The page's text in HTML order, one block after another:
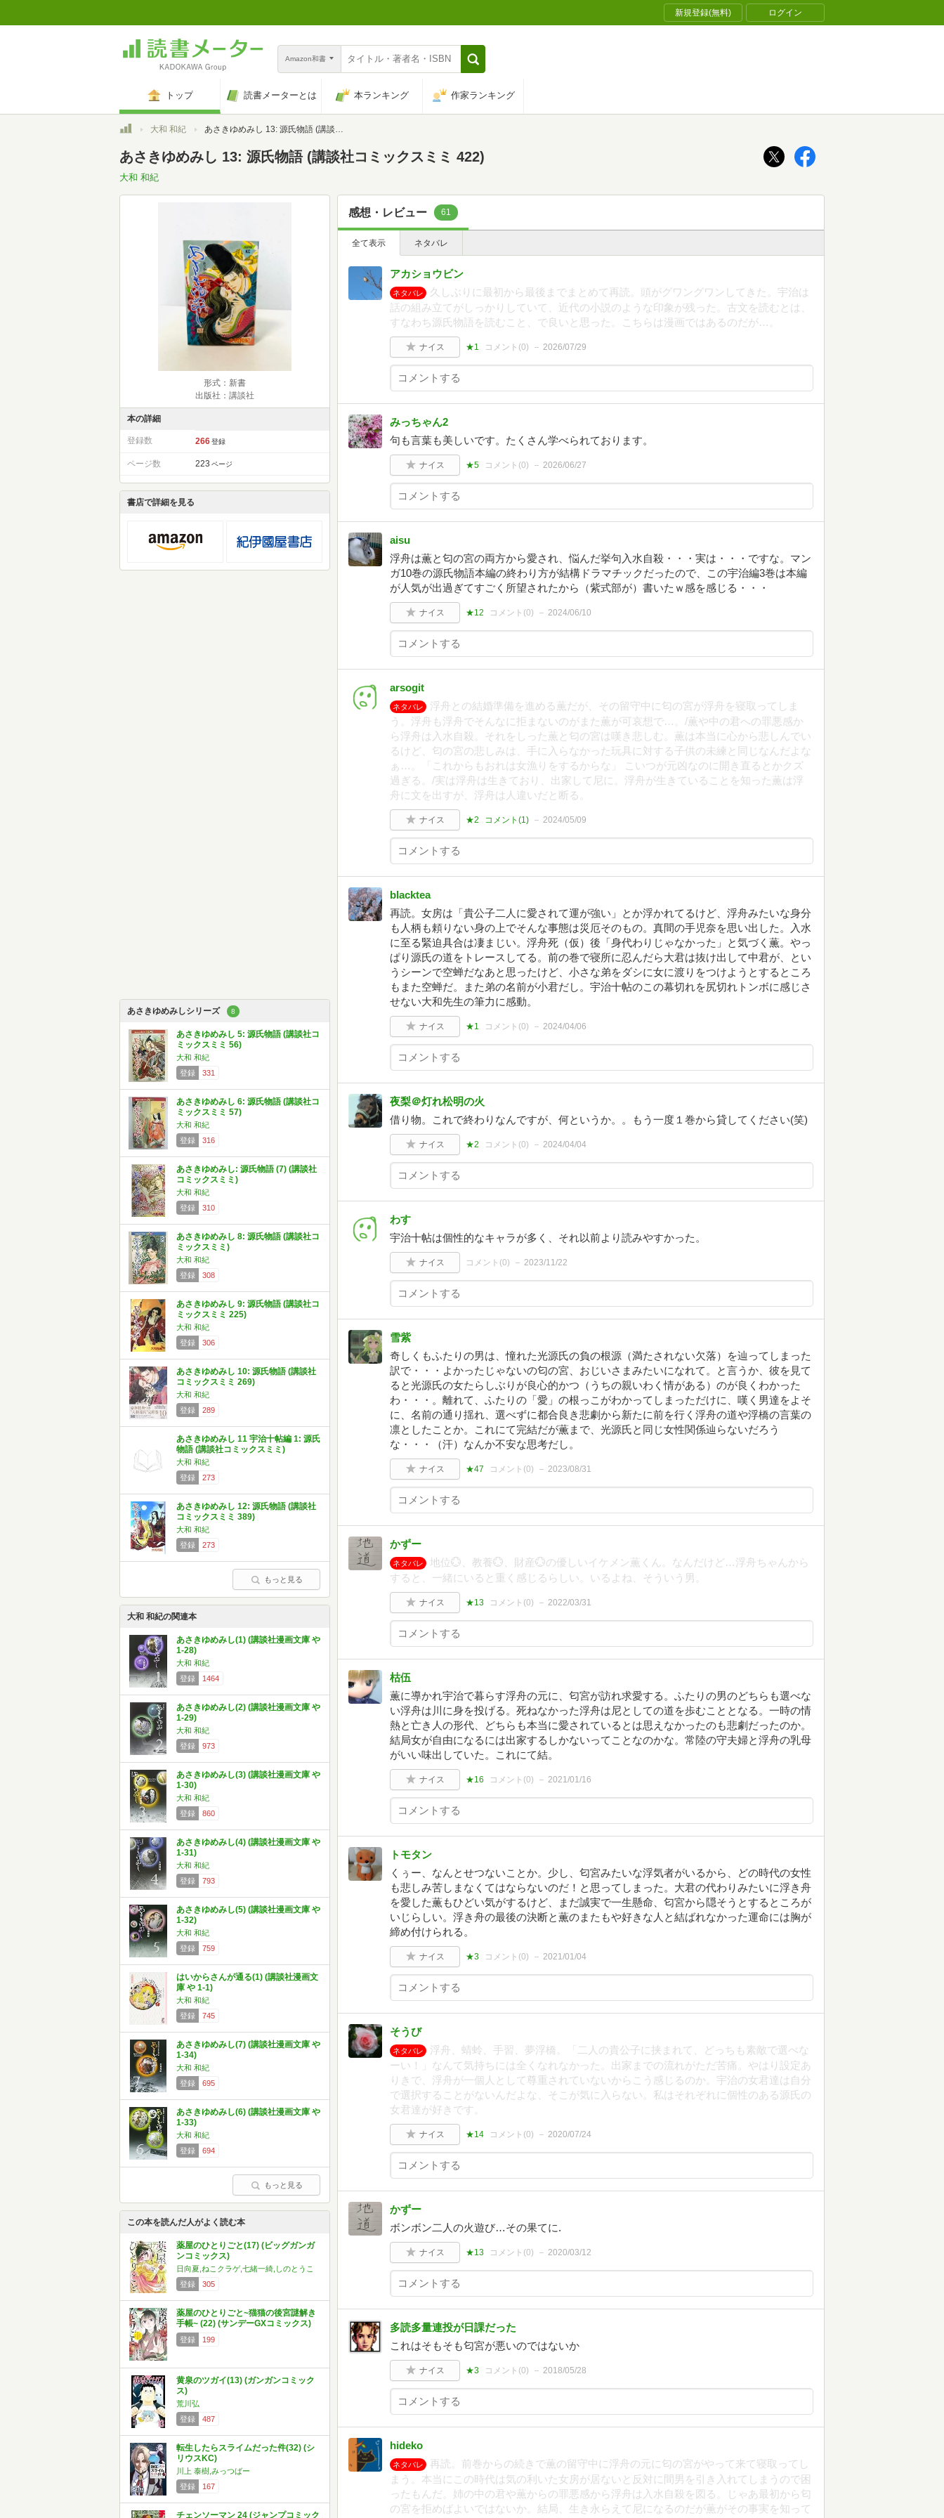
新規登録(無料) ログイン
Amazon和書
トップ 読書メーターとは 本ランキング 作家ランキング
トップ大和 和紀 あさきゆめみし 13: 源氏物語 (講談社コミックスミミ 422)
あさきゆめみし 13: 源氏物語 (講談社コミックスミミ 422)
大和 和紀
形式：新書
出版社：講談社
本の詳細
登録数 266 登録
ページ数 223 ページ
書店で詳細を見る
あさきゆめみしシリーズ 8
あさきゆめみし 5: 源氏物語 (講談社コ
ミックスミミ 56)
大和 和紀
登録
331
あさきゆめみし 6: 源氏物語 (講談社コ
ミックスミミ 57)
大和 和紀
登録
316
あさきゆめみし: 源氏物語 (7) (講談社
コミックスミミ)
大和 和紀
登録
310
あさきゆめみし 8: 源氏物語 (講談社コ
ミックスミミ)
大和 和紀
登録
308
あさきゆめみし 9: 源氏物語 (講談社コ
ミックスミミ 225)
大和 和紀
登録
306
あさきゆめみし 10: 源氏物語 (講談社
コミックスミミ 269)
大和 和紀
登録
289
あさきゆめみし 11 宇治十帖編 1: 源氏
物語 (講談社コミックスミミ)
大和 和紀
登録
273
あさきゆめみし 12: 源氏物語 (講談社
コミックスミミ 389)
大和 和紀
登録
273
もっと見る
大和 和紀の関連本
あさきゆめみし(1) (講談社漫画文庫 や
1-28)
大和 和紀
登録
1464
あさきゆめみし(2) (講談社漫画文庫 や
1-29)
大和 和紀
登録
973
あさきゆめみし(3) (講談社漫画文庫 や
1-30)
大和 和紀
登録
860
あさきゆめみし(4) (講談社漫画文庫 や
1-31)
大和 和紀
登録
793
あさきゆめみし(5) (講談社漫画文庫 や
1-32)
大和 和紀
登録
759
はいからさんが通る(1) (講談社漫画文
庫 や 1-1)
大和 和紀
登録
745
あさきゆめみし(7) (講談社漫画文庫 や
1-34)
大和 和紀
登録
695
あさきゆめみし(6) (講談社漫画文庫 や
1-33)
大和 和紀
登録
694
もっと見る
この本を読んだ人がよく読む本
薬屋のひとりごと(17) (ビッグガンガ
ンコミックス)
日向夏,ねこクラゲ,七緒一綺,しのとうこ
登録
305
薬屋のひとりごと~猫猫の後宮謎解き
手帳~ (22) (サンデーGXコミックス)
登録 199
黄泉のツガイ(13) (ガンガンコミック
ス)
荒川弘
登録
487
転生したらスライムだった件(32) (シ
リウスKC)
川上 泰樹,みっつばー
登録
167
チェンソーマン 24 (ジャンプコミック
感想・レビュー 61
全て表示 ネタバレ
アカショウビン
ネタバレ
久しぶりに最初から最後までまとめて再読。頭がグワングワンしてきた。宇治は
話の組み立てがしっかりしていて、近代の小説のような印象が残った。古文を読むとは、
すなわち源氏物語を読むこと、で良いと思った。こちらは漫画ではあるのだが…。
ナイス ★1 コメント(0) 2026/07/29
みっちゃん2
句も言葉も美しいです。たくさん学べられております。
ナイス ★5 コメント(0) 2026/06/27
aisu
浮舟は薫と匂の宮の両方から愛され、悩んだ挙句入水自殺・・・実は・・・ですな。マン
ガ10巻の源氏物語本編の終わり方が結構ドラマチックだったので、この宇治編3巻は本編
が人気が出過ぎてすごく所望されたから（紫式部が）書いたｗ感を感じる・・・
ナイス ★12 コメント(0) 2024/06/10
arsogit
ネタバレ
浮舟との結婚準備を進める薫だが、その留守中に匂の宮が浮舟を寝取ってしま
う。浮舟も浮舟でそんなに拒まないのがまた薫が可哀想で…。/薫や中の君への罪悪感か
ら浮舟は入水自殺。それをしった薫と匂の宮は嘆き悲しむ。薫は本当に心から悲しんでい
るけど、匂の宮の悲しみは、手に入らなかった玩具に対する子供の未練と同じなんだよな
ぁ…。「これからもおれは女漁りをするからな」 こいつが元凶なのに開き直るとかクズ
過ぎる。/実は浮舟は生きており、出家して尼に。浮舟が生きていることを知った薫は浮
舟に文を出すが、浮舟は人違いだと断る。
ナイス ★2 コメント(1) 2024/05/09
blacktea
再読。女房は「貴公子二人に愛されて運が強い」とか浮かれてるけど、浮舟みたいな身分
も人柄も頼りない身の上でそんな事態は災厄そのもの。真間の手児奈を思い出した。入水
に至る緊迫具合は凄まじい。浮舟死（仮）後「身代わりじゃなかった」と気づく薫。やっ
ぱり源氏の道をトレースしてる。前の巻で寝所に忍んだら大君は抜け出して中君が、とい
うシーンで空蝉だなあと思ったけど、小さな弟をダシに女に渡りをつけようとするところ
もまた空蝉だ。また弟の名前が小君だし。宇治十帖のこの幕切れを尻切れトンボに感じさ
せない大和先生の筆力に感動。
ナイス ★1 コメント(0) 2024/04/06
夜梨＠灯れ松明の火
借り物。これで終わりなんですが、何というか。。もう一度１巻から貸してください(笑)
ナイス ★2 コメント(0) 2024/04/04
わす
宇治十帖は個性的なキャラが多く、それ以前より読みやすかった。
ナイス コメント(0) 2023/11/22
雪紫
奇しくもふたりの男は、憧れた光源氏の負の根源（満たされない欠落）を辿ってしまった
訳で・・・よかったじゃないの匂の宮、おじいさまみたいになれて。と言うか、彼を見て
ると光源氏の女たらしぶりが良心的かつ（うちの親いわく情がある）のが良くわかった
わ・・・。離れて、ふたりの「愛」の根っこがわかってしまっただけに、嘆く男達をよそ
に、名前の通り揺れ、選べずに都合良き悲劇から新たに前を行く浮舟の道や浮橋の言葉の
凛としたことか。これにて完結だが薫まで、光源氏と同じ女性関係辿らないだろう
な・・・（汗）なんか不安な思考だし。
ナイス ★47 コメント(0) 2023/08/31
かずー
ネタバレ
地位💮、教養💮、財産💮の優しいイケメン薫くん。なんだけど…浮舟ちゃんから
すると、一緒にいると重く感じるらしい。いるよね、そういう男。
ナイス ★13 コメント(0) 2022/03/31
枯伍
薫に導かれ宇治で暮らす浮舟の元に、匂宮が訪れ求愛する。ふたりの男のどちらも選べな
い浮舟は川に身を投げる。死ねなかった浮舟は尼としての道を歩むこととなる。一時の情
熱と亡き人の形代、どちらも本当に愛されているとは思えなかったのも悲劇だったのか。
結局女が自由になるには出家するしかないってことなのかな。常陸の守夫婦と浮舟の乳母
がいい味出していた。これにて結。
ナイス ★16 コメント(0) 2021/01/16
トモタン
くぅー、なんとせつないことか。少し、匂宮みたいな浮気者がいるから、どの時代の女性
も悲しみ苦しまなくてはならないのだ！と思ってしまった。大君の代わりみたいに浮き舟
を愛した薫もひどい気がするけど、まだ誠実で一生懸命、匂宮から隠そうとするところが
いじらしい。浮き舟の最後の決断と薫のまたもや好きな人と結ばれなかった運命には胸が
締め付けられる。
ナイス ★3 コメント(0) 2021/01/04
そうび
ネタバレ
浮舟、蜻蛉、手習、夢浮橋。「二人の貴公子に挟まれて、どっちも素敵で選べな
ーい！」なんて気持ちには全くなれなかった。出家までの流れがただ苦痛。やはり設定あ
りきで、浮舟が一個人として尊重されていないからこう感じるのか。宇治の女君達は自分
で選択することがないんだよな、そこが気に入らない。私はそれぞれに個性のある源氏の
女君達が好きです。
ナイス ★14 コメント(0) 2020/07/24
かずー
ボンボン二人の火遊び…その果てに.
ナイス ★13 コメント(0) 2020/03/12
多読多量連投が日課だった
これはそもそも匂宮が悪いのではないか
ナイス ★3 コメント(0) 2018/05/28
hideko
ネタバレ
再読。前巻からの続きで薫の留守中に浮舟の元に匂の宮がやって来て寝取ってし
まう。本当にこの時代は気の利いた女房が居ないと反対に間男を引き入れてしまうので困
ったもんだ。姉の中の君や薫からの罪悪感から浮舟は入水自殺を図る。じゃあ最初から匂
の宮を拒めばよいではないか。結局、生き永らえて尼になるのだが薫がその事実を知って